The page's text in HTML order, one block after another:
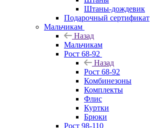
Штаны-дождевик
Подарочный сертификат
Мальчикам
Назад
Мальчикам
Рост 68-92
Назад
Рост 68-92
Комбинезоны
Комплекты
Флис
Куртки
Брюки
Рост 98-110